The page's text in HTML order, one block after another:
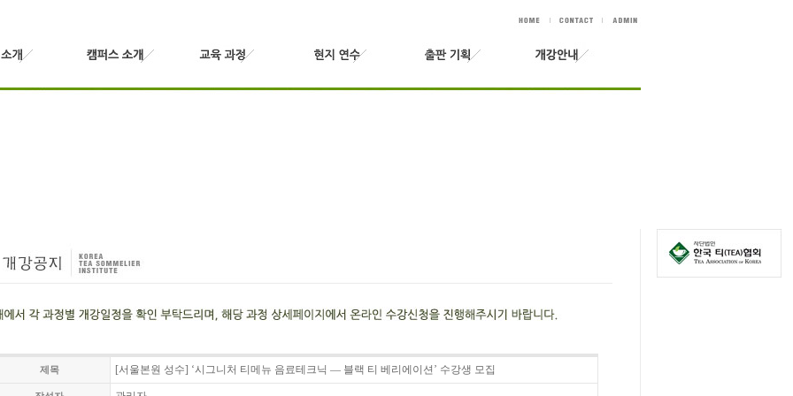
제목 [서울본원 성수] ‘시그니처 티메뉴 음료테크닉 ― 블랙 티 베리에이션’ 수강생 모집